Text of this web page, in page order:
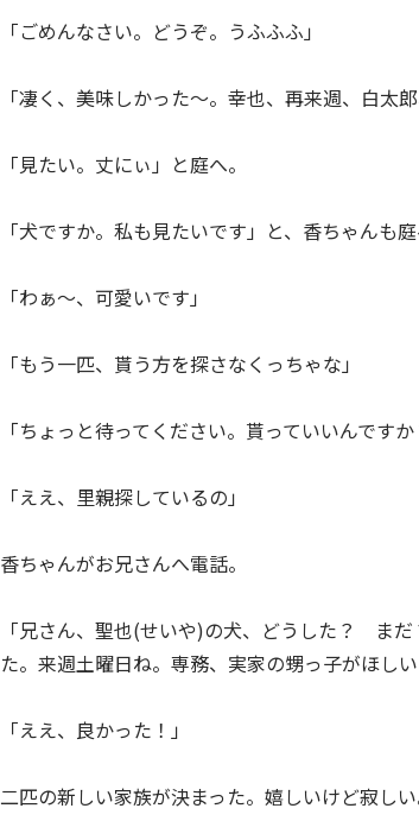
「ごめんなさい。どうぞ。うふふふ」
「凄く、美味しかった～。幸也、再来週、白太
「見たい。丈にぃ」と庭へ。
「犬ですか。私も見たいです」と、香ちゃんも庭
「わぁ～、可愛いです」
「もう一匹、貰う方を探さなくっちゃな」
「ちょっと待ってください。貰っていいんですか
「ええ、里親探しているの」
香ちゃんがお兄さんへ電話。
「兄さん、聖也(せいや)の犬、どうした？ ま
た。来週土曜日ね。専務、実家の甥っ子がほし
「ええ、良かった！」
二匹の新しい家族が決まった。嬉しいけど寂し